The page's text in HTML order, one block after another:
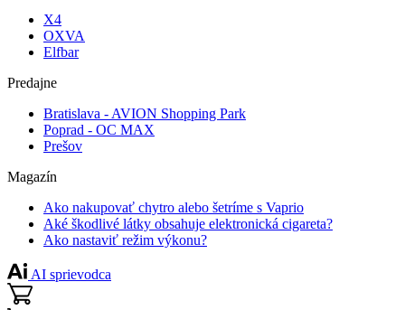
X4
OXVA
Elfbar
Predajne
Bratislava - AVION Shopping Park
Poprad - OC MAX
Prešov
Magazín
Ako nakupovať chytro alebo šetríme s Vaprio
Aké škodlivé látky obsahuje elektronická cigareta?
Ako nastaviť režim výkonu?
AI sprievodca